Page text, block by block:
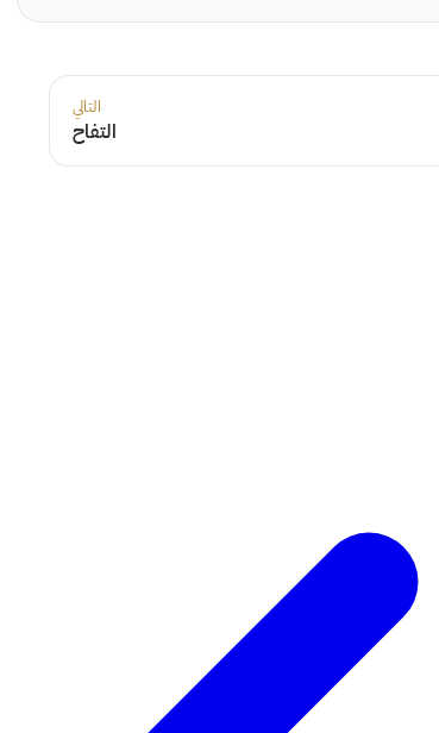
التالي
التفاح